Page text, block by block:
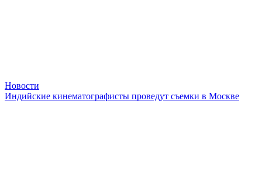
Новости
Индийские кинематографисты проведут съемки в Москве